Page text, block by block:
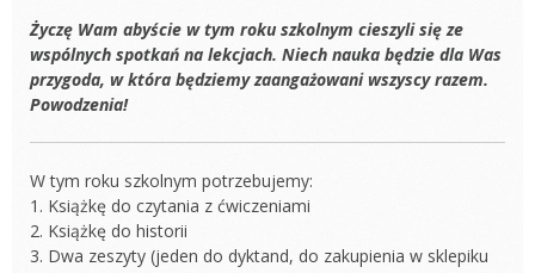
Życzę Wam abyście w tym roku szkolnym cieszyli się ze
wspólnych spotkań na lekcjach. Niech nauka będzie dla Was
przygoda, w która będziemy zaangażowani wszyscy razem.
Powodzenia!
W tym roku szkolnym potrzebujemy:
1. Książkę do czytania z ćwiczeniami
2. Książkę do historii
3. Dwa zeszyty (jeden do dyktand, do zakupienia w sklepiku